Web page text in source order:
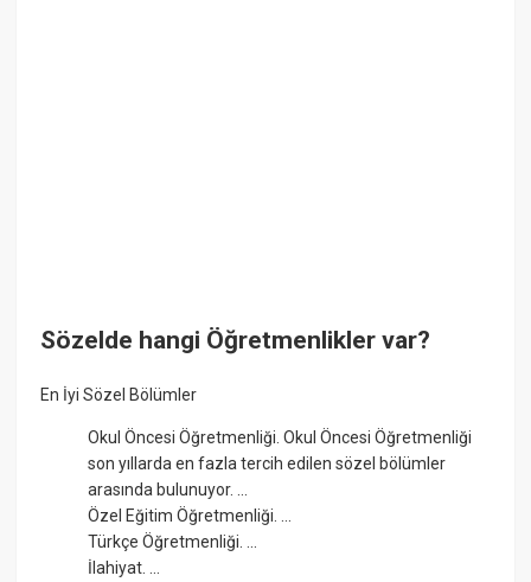
Sözelde hangi Öğretmenlikler var?
En İyi Sözel Bölümler
Okul Öncesi Öğretmenliği. Okul Öncesi Öğretmenliği
son yıllarda en fazla tercih edilen sözel bölümler
arasında bulunuyor. ...
Özel Eğitim Öğretmenliği. ...
Türkçe Öğretmenliği. ...
İlahiyat. ...